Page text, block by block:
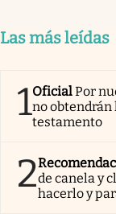
Las más leídas
1OficialPor
no
testamento
2de canela y
hacerlo y